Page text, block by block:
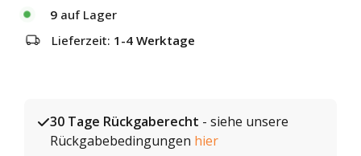
9 auf Lager
Lieferzeit: 1-4 Werktage
30 Tage Rückgaberecht - siehe unsere
Rückgabebedingungen hier